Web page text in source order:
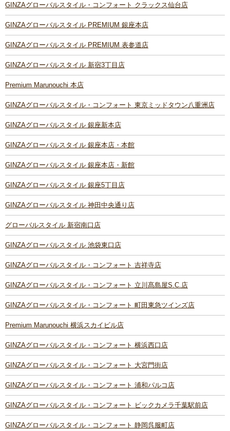
GINZAグローバルスタイル・コンフォート クラックス仙台店
GINZAグローバルスタイル PREMIUM 銀座本店
GINZAグローバルスタイル PREMIUM 表参道店
GINZAグローバルスタイル 新宿3丁目店
Premium Marunouchi 本店
GINZAグローバルスタイル・コンフォート 東京ミッドタウン八重洲店
GINZAグローバルスタイル 銀座新本店
GINZAグローバルスタイル 銀座本店・本館
GINZAグローバルスタイル 銀座本店・新館
GINZAグローバルスタイル 銀座5丁目店
GINZAグローバルスタイル 神田中央通り店
グローバルスタイル 新宿南口店
GINZAグローバルスタイル 池袋東口店
GINZAグローバルスタイル・コンフォート 吉祥寺店
GINZAグローバルスタイル・コンフォート 立川髙島屋S.C.店
GINZAグローバルスタイル・コンフォート 町田東急ツインズ店
Premium Marunouchi 横浜スカイビル店
GINZAグローバルスタイル・コンフォート 横浜西口店
GINZAグローバルスタイル・コンフォート 大宮門街店
GINZAグローバルスタイル・コンフォート 浦和パルコ店
GINZAグローバルスタイル・コンフォート ビックカメラ千葉駅前店
GINZAグローバルスタイル・コンフォート 静岡呉服町店